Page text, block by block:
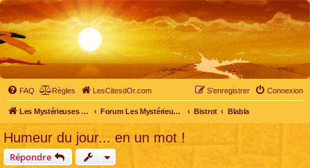
FAQ Règles LesCitesdOr.com Connexion
S’enregistrer
Les Mystérieuses Cités d'Or - LesCitesdOr.com Forum Les Mystérieuses Cités d'Or Bistrot Blabla
Humeur du jour... en un mot !
Répondre